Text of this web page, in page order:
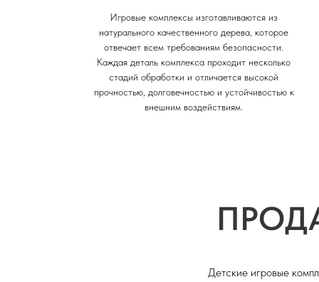
Игровые комплексы изготавливаются из
натурального качественного дерева, которое
отвечает всем требованиям безопасности.
Каждая деталь комплекса проходит несколько
стадий обработки и отличается высокой
прочностью, долговечностью и устойчивостью к
внешним воздействиям.
Детские игровые